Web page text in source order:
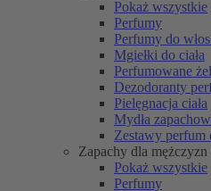
Pokaż wszystkie
Perfumy
Perfumy do
Mgiełki do ciała
Perfumowane
Dezodoranty
Pielęgnacja ciała
Mydła
Zestawy perfum
Zapachy dla mężczyzn
Pokaż wszystkie
Perfumy